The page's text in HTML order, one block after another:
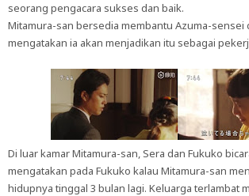
seorang pengacara sukses dan baik.
Mitamura-san bersedia membantu Azuma-sensei
mengatakan ia akan menjadikan itu sebagai
Di luar kamar Mitamura-san, Sera dan Fukuko
mengatakan pada Fukuko kalau Mitamura-san
hidupnya tinggal 3 bulan lagi. Keluarga terlambat